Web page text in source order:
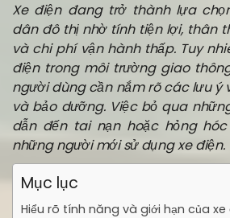
Xe điện đang trở thành lựa
dân đô thị nhờ tính tiện lợi, thân
và chi phí vận hành thấp. Tuy
điện trong môi trường giao
người dùng cần nắm rõ các lưu ý
và bảo dưỡng. Việc bỏ qua
dẫn đến tai nạn hoặc hỏng
những người mới sử dụng xe điện.
Mục lục
Hiểu rõ tính năng và giới hạn của xe